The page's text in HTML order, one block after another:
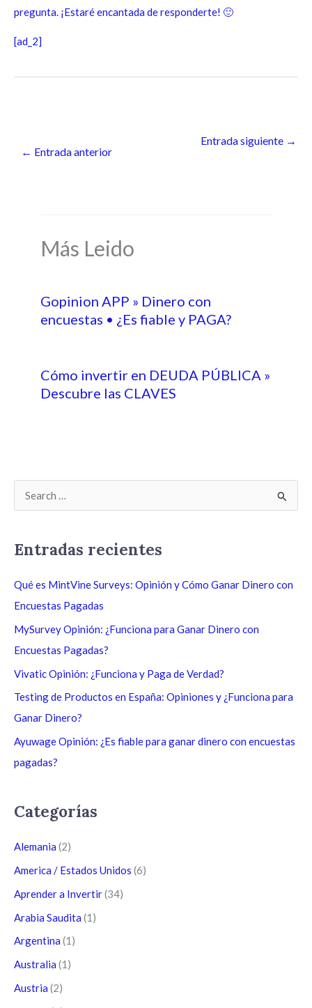
pregunta. ¡Estaré encantada de responderte! 🙂
[ad_2]
← Entrada anterior
Entrada siguiente →
Más Leido
Gopinion APP » Dinero con
encuestas • ¿Es fiable y PAGA?
Cómo invertir en DEUDA PÚBLICA »
Descubre las CLAVES
a
r
p
o
Entradas recientes
Qué es MintVine Surveys: Opinión y Cómo Ganar Dinero con
Encuestas Pagadas
MySurvey Opinión: ¿Funciona para Ganar Dinero con
Encuestas Pagadas?
Vivatic Opinión: ¿Funciona y Paga de Verdad?
Testing de Productos en España: Opiniones y ¿Funciona para
Ganar Dinero?
Ayuwage Opinión: ¿Es fiable para ganar dinero con encuestas
pagadas?
Categorías
Alemania (2)
America / Estados Unidos (6)
Aprender a Invertir(34)
Arabia Saudita (1)
Argentina (1)
Australia (1)
Austria (2)